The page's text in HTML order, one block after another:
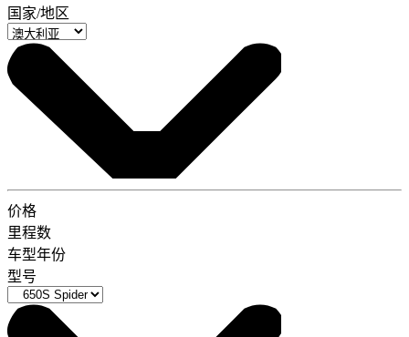
国家/地区
价格
里程数
车型年份
型号